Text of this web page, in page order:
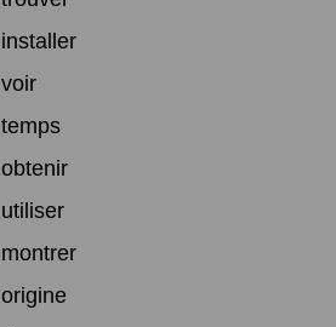
installer
voir
temps
obtenir
utiliser
montrer
origine